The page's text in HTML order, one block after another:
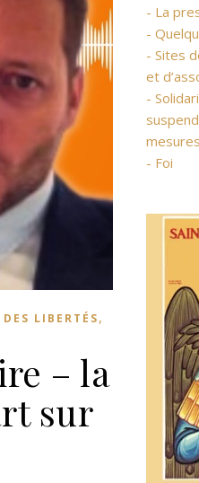
DES LIBERTÉS,
– la
sur
- La
-
- Sites
et
-
- Foi